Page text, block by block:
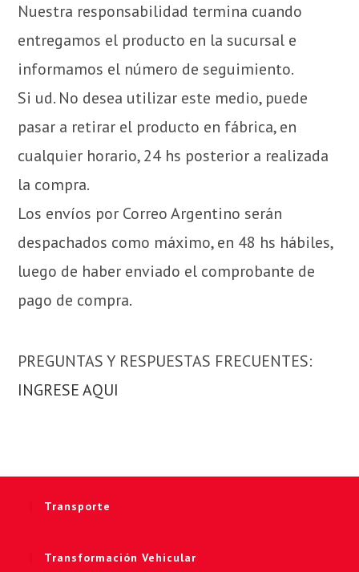
Nuestra responsabilidad termina cuando
entregamos el producto en la sucursal e
informamos el número de seguimiento.
Si ud. No desea utilizar este medio, puede
pasar a retirar el producto en fábrica, en
cualquier horario, 24 hs posterior a realizada
la compra.
Los envíos por Correo Argentino serán
despachados como máximo, en 48 hs hábiles,
luego de haber enviado el comprobante de
pago de compra.
PREGUNTAS Y RESPUESTAS FRECUENTES:
INGRESE AQUI
Transporte
Transformación Vehicular